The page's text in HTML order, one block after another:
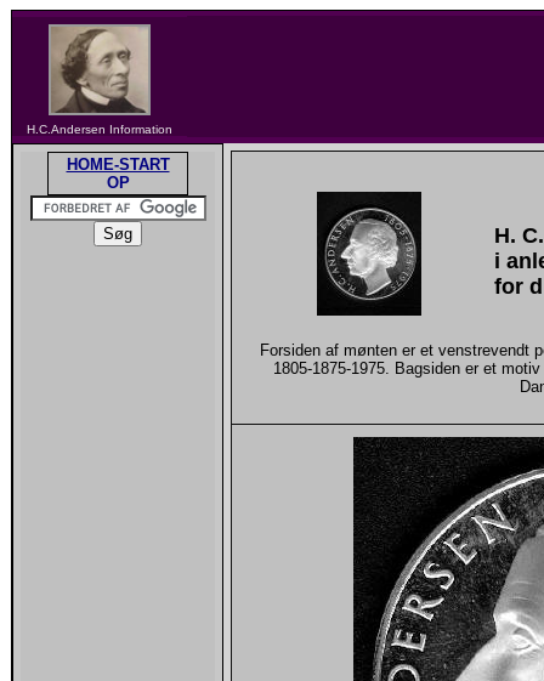
H.C.Andersen Information
HOME-START
OP
H.
i
for
Forsiden af mønten er et venstrevendt
1805-1875-1975. Bagsiden er et